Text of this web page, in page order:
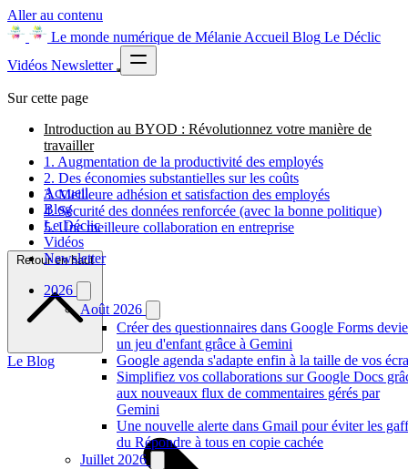
Aller au contenu
Le monde numérique de Mélanie Accueil Blog Le Déclic
Vidéos Newsletter
Accueil
Blog
Le Déclic
Vidéos
Newsletter
2026
Août 2026
Créer des questionnaires dans Google Forms
un jeu d'enfant grâce à Gemini
Google agenda s'adapte enfin à la taille de vos
Simplifiez vos collaborations sur Google Docs
aux nouveaux flux de commentaires gérés par
Gemini
Une nouvelle alerte dans Gmail pour éviter les
du Répondre à tous en copie cachée
Juillet 2026
Sur cette page
Introduction au BYOD : Révolutionnez votre manière de
travailler
1. Augmentation de la productivité des employés
2. Des économies substantielles sur les coûts
3. Meilleure adhésion et satisfaction des employés
4. Sécurité des données renforcée (avec la bonne politique)
5. Une meilleure collaboration en entreprise
Retour en haut
Le Blog